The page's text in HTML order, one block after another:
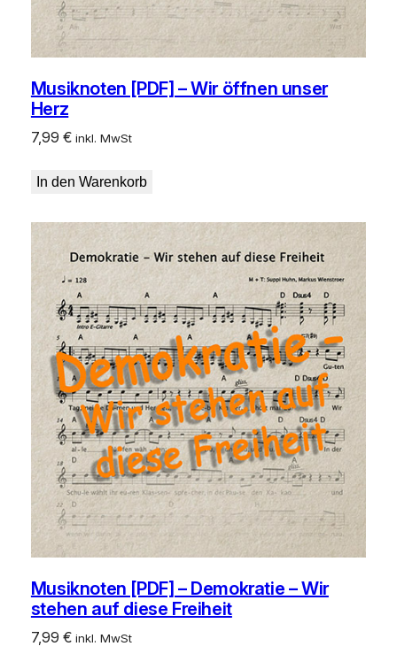
Musiknoten [PDF] – Wir öffnen unser
Herz
7,99 € inkl. MwSt
In den Warenkorb
Musiknoten [PDF] – Demokratie – Wir
stehen auf diese Freiheit
7,99 € inkl. MwSt